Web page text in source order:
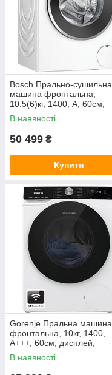
Bosch Прально-сушильна
машина фронтальна,
10.5(6)кг, 1400, A, 60см,
дисплей, інвертор, білий
В наявності
50 499 ₴
Купити
Gorenje Пральна машина
фронтальна, 10кг, 1400,
A+++, 60см, дисплей,
інвертор, пара, Wi-Fi,
підсвітка барабану, білий
В наявності